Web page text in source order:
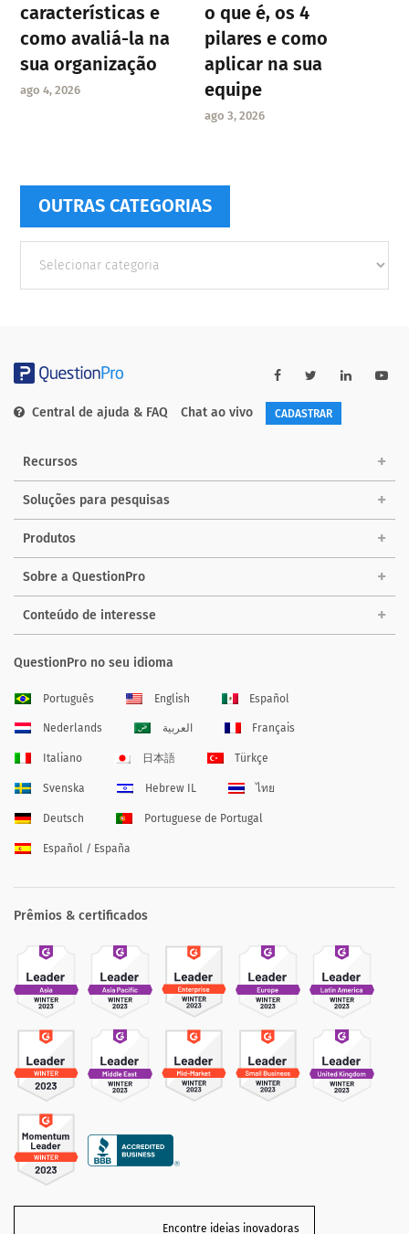
características e
como avaliá-la na
sua organização
ago 4, 2026
o que é, os 4
pilares e como
aplicar na sua
equipe
ago 3, 2026
OUTRAS CATEGORIAS
Categorias
Central de ajuda & FAQ Chat ao vivo CADASTRAR
Recursos
Soluções para pesquisas
Produtos
Sobre a QuestionPro
Conteúdo de interesse
QuestionPro no seu idioma
Português English Español
Nederlands العربية Français
Italiano 日本語 Türkçe
Svenska Hebrew IL ไทย
Deutsch Portuguese de Portugal
Español / España
Prêmios & certificados
Encontre ideias inovadoras